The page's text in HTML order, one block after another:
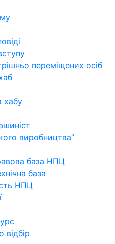
переміщених осіб
хабу
виробництва”
база НПЦ
база
НПЦ
відбір